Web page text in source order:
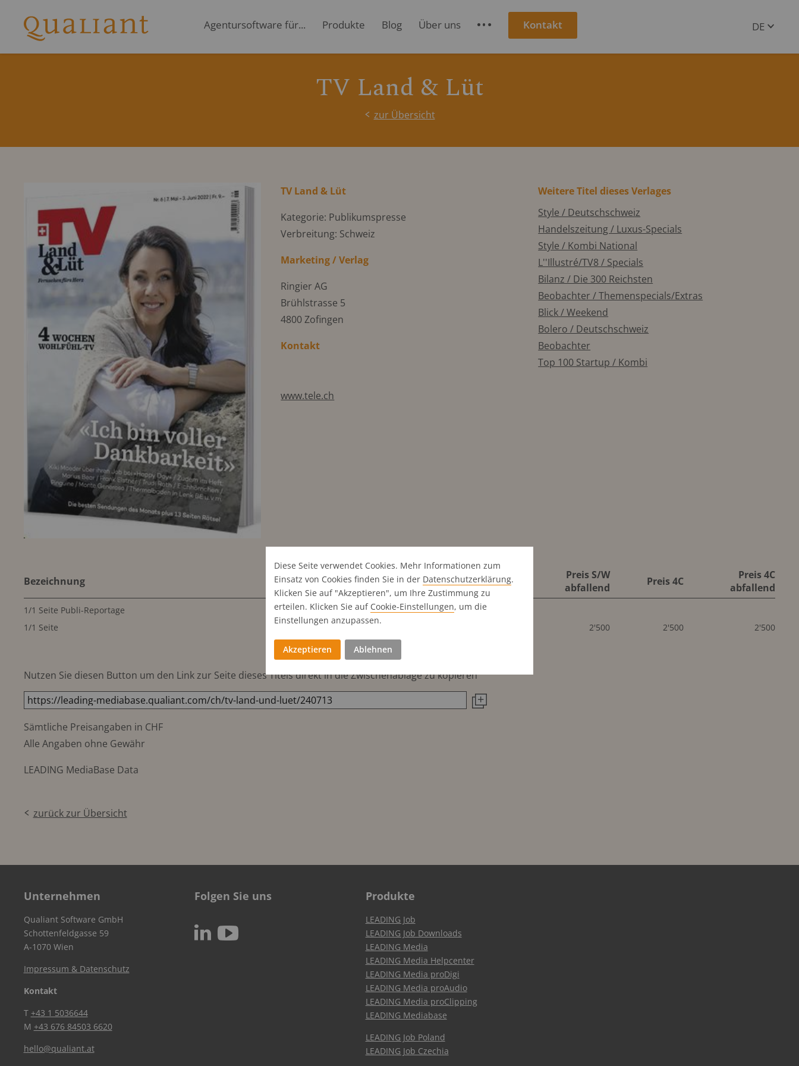
Agentursoftware für... Produkte Blog Über uns S Kontakt
DE
TV Land & Lüt
zur Übersicht
TV Land & Lüt
Kategorie: Publikumspresse
Verbreitung: Schweiz
Marketing / Verlag
Ringier AG
Brühlstrasse 5
4800 Zofingen
Kontakt
www.tele.ch
Weitere Titel dieses Verlages
Style / Deutschschweiz
Handelszeitung / Luxus-Specials
Style / Kombi National
L''Illustré/TV8 / Specials
Bilanz / Die 300 Reichsten
Beobachter / Themenspecials/Extras
Blick / Weekend
Bolero / Deutschschweiz
Beobachter
Top 100 Startup / Kombi
Bezeichnung Format
Format
abfallend
Preis S/W
Preis S/W
abfallend
Preis 4C
Preis 4C
abfallend
1/1 Seite Publi-Reportage 189x261 mm
210x282 mm
1/1 Seite
189x261 mm 210x282 mm 2'500 2'500 2'500
Nutzen Sie diesen Button um den Link zur Seite dieses Titels direkt in die Zwischenablage zu kopieren
Sämtliche Preisangaben in CHF
Alle Angaben ohne Gewähr
LEADING MediaBase Data
zurück zur Übersicht
Unternehmen
Qualiant Software GmbH
Schottenfeldgasse 59
A-1070 Wien
Impressum & Datenschutz
Kontakt
T +43 1 5036644
M +43 676 84503 6620
hello@qualiant.at
Folgen Sie uns
N c
Produkte
LEADING Job
LEADING Job Downloads
LEADING Media
LEADING Media Helpcenter
LEADING Media proDigi
LEADING Media proAudio
LEADING Media proClipping
LEADING Mediabase
LEADING Job Poland
LEADING Job Czechia
Diese Seite verwendet Cookies. Mehr Informationen zum
Einsatz von Cookies finden Sie in der Datenschutz­erklärung.
Klicken Sie auf "Akzeptieren", um Ihre Zustimmung zu
erteilen. Klicken Sie auf Cookie-Einstellungen, um die
Einstellungen anzupassen.
Akzeptieren Ablehnen